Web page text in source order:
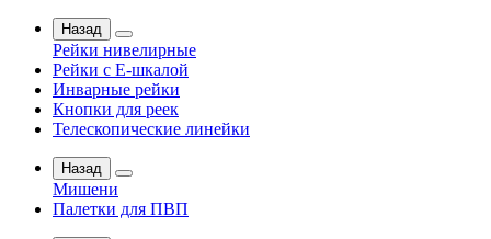
Назад
Рейки нивелирные
Рейки с Е-шкалой
Инварные рейки
Кнопки для реек
Телескопические линейки
Назад
Мишени
Палетки для ПВП